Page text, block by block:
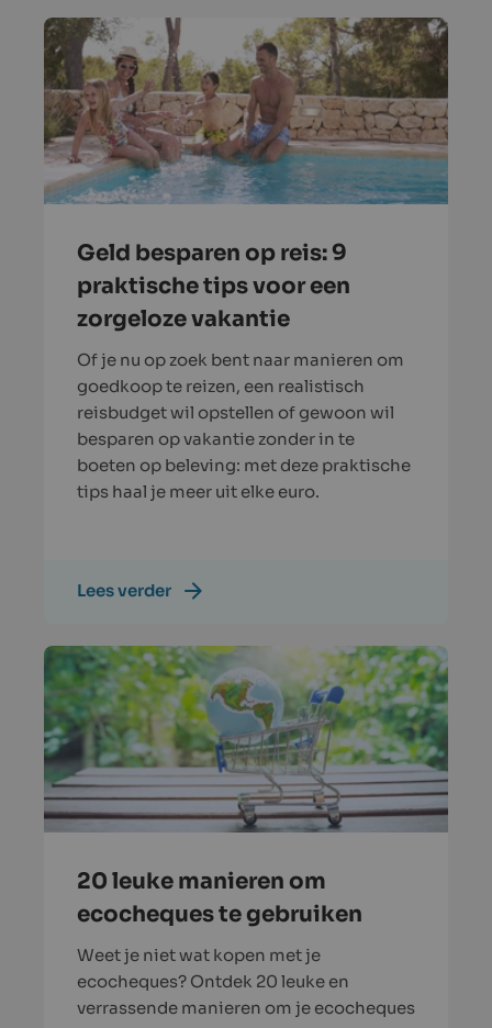
Geld besparen op reis: 9
praktische tips voor een
zorgeloze vakantie
Of je nu op zoek bent naar manieren om
goedkoop te reizen, een realistisch
reisbudget wil opstellen of gewoon wil
besparen op vakantie zonder in te
boeten op beleving: met deze praktische
tips haal je meer uit elke euro.
Lees verder
20 leuke manieren om
ecocheques te gebruiken
Weet je niet wat kopen met je
ecocheques? Ontdek 20 leuke en
verrassende manieren om je ecocheques